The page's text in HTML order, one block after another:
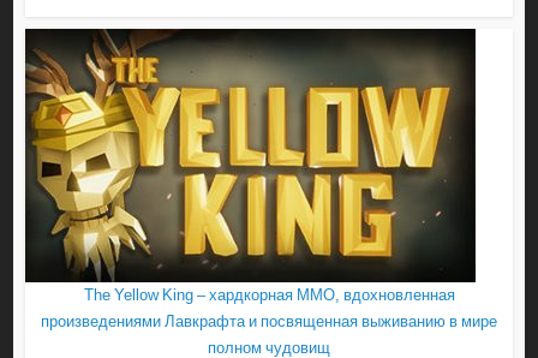
The Yellow King – хардкорная ММО, вдохновленная
произведениями Лавкрафта и посвященная выживанию в мире
полном чудовищ